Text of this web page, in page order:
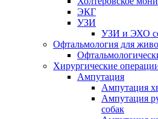
ЭКГ
УЗИ
УЗИ и ЭХО
Офтальмология для
Хирургические
Ампутация
Ампутация
Ампутация
собак